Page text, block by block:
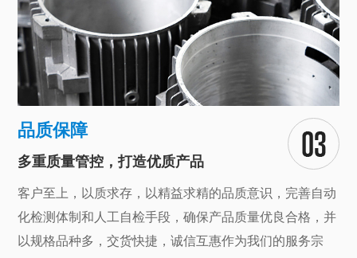
品质保障
多重质量管控，打造优质产品
客户至上，以质求存，以精益求精的品质意识，完善自动
化检测体制和人工自检手段，确保产品质量优良合格，并
以规格品种多，交货快捷，诚信互惠作为我们的服务宗